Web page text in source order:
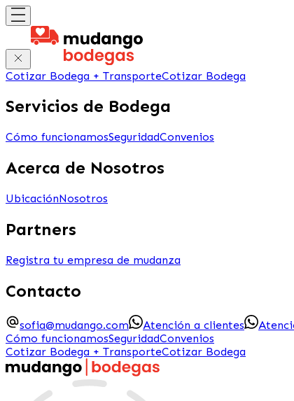
Cotizar Bodega + TransporteCotizar Bodega
Servicios de Bodega
Cómo funcionamosSeguridadConvenios
Acerca de Nosotros
UbicaciónNosotros
Partners
Registra tu empresa de mudanza
Contacto
sofia@mudango.com Atención a clientes
Cómo funcionamosSeguridadConvenios
Cotizar Bodega + TransporteCotizar Bodega